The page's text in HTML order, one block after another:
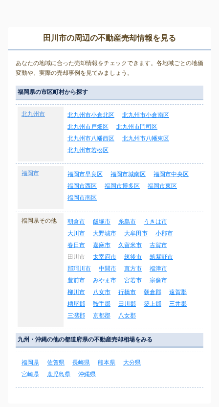
田川市の周辺の不動産売却情報を見る
あなたの地域に合った売却情報をチェックできます。各地域ごとの地価
変動や、実際の売却事例を見てみましょう。
福岡県の市区町村から探す
北九州市 北九州市小倉北区
北九州市小倉南区
北九州市戸畑区
北九州市門司区
北九州市八幡西区
北九州市八幡東区
北九州市若松区
福岡市 福岡市早良区 福岡市城南区
福岡市中央区
福岡市西区
福岡市博多区
福岡市東区
福岡市南区
福岡県その他 朝倉市 飯塚市 糸島市
うきは市
大川市
大野城市 大牟田市
小郡市
春日市
嘉麻市 久留米市
古賀市
田川市
太宰府市 筑後市
筑紫野市
那珂川市
中間市 直方市
福津市
豊前市
みやま市 宮若市
宗像市
柳川市
八女市 行橋市 朝倉郡
遠賀郡
糟屋郡
鞍手郡 田川郡 築上郡
三井郡
三潴郡
京都郡 八女郡
九州・沖縄の他の都道府県の不動産売却相場をみる
福岡県 佐賀県 長崎県 熊本県
大分県
宮崎県
鹿児島県 沖縄県